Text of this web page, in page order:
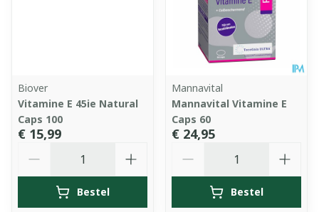
Biover
Vitamine E 45ie Natural
Caps 100
€ 15,99
Bestel
Mannavital
Mannavital Vitamine E
Caps 60
€ 24,95
Bestel